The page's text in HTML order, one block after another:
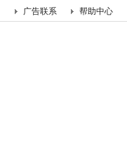
帮助中心
广告联系